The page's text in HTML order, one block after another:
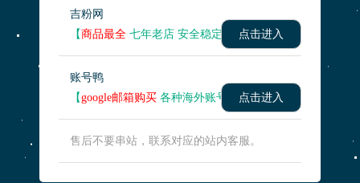
吉粉网
【商品最全 七年老店 安全稳定】 点击进入
账号鸭
【google邮箱购买 各种海外账号】 点击进入
售后不要串站，联系对应的站内客服。